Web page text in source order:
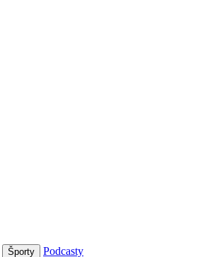
Športy
Podcasty